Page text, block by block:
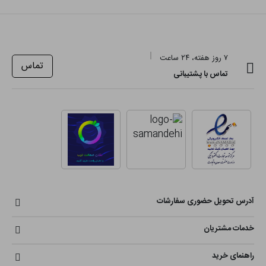
۷ روز هفته، ۲۴ ساعت
تماس با پشتیبانی
تماس
آدرس تحویل حضوری سفارشات
خدمات مشتریان
راهنمای خرید